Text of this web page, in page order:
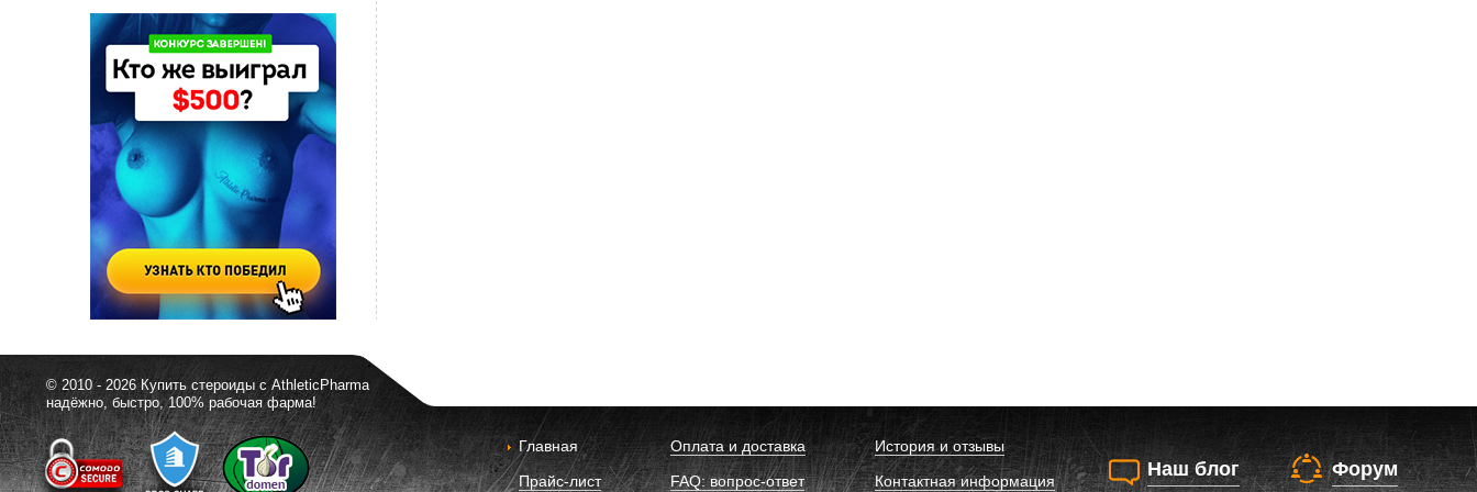
© 2010 - 2026 Купить стероиды с AthleticPharma
надёжно, быстро, 100% рабочая фарма!
Главная
Прайс-лист
Оплата и доставка
FAQ: вопрос-ответ
История и отзывы
Контактная информация
Наш блог Форум